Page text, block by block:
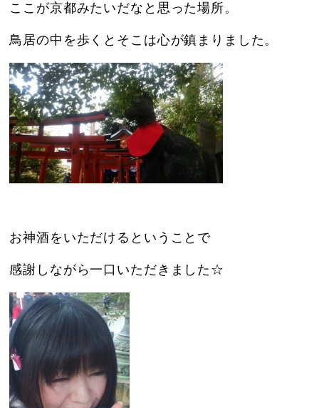
ここが京都みたいだなと思った場所。
鳥居の中を歩くとそこは心が鎮まりました。
お神酒をいただけるということで
感謝しながら一口いただきました☆